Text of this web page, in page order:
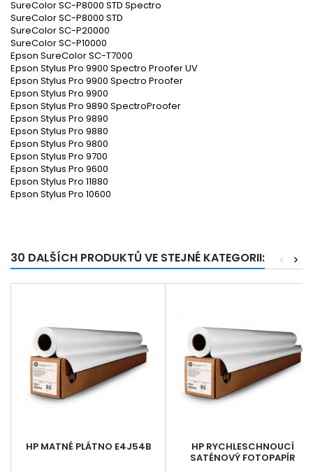
SureColor SC-P8000 STD Spectro
SureColor SC-P8000 STD
SureColor SC-P20000
SureColor SC-P10000
Epson SureColor SC-T7000
Epson Stylus Pro 9900 Spectro Proofer UV
Epson Stylus Pro 9900 Spectro Proofer
Epson Stylus Pro 9900
Epson Stylus Pro 9890 SpectroProofer
Epson Stylus Pro 9890
Epson Stylus Pro 9880
Epson Stylus Pro 9800
Epson Stylus Pro 9700
Epson Stylus Pro 9600
Epson Stylus Pro 11880
Epson Stylus Pro 10600
30 DALŠÍCH PRODUKTŮ VE STEJNÉ KATEGORII: >
<
HP MATNÉ PLÁTNO E4J54B
HP RYCHLESCHNOUCÍ
SATÉNOVÝ FOTOPAPÍR